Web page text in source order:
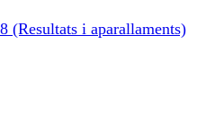
(Resultats i aparallaments)